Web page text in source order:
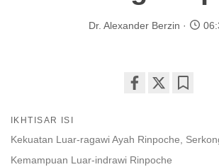
Dr. Alexander Berzin
facebook
IKHTISAR ISI
Kekuatan Luar-ragawi Ayah Rinpoche,
Kemampuan Luar-indrawi Rinpoche